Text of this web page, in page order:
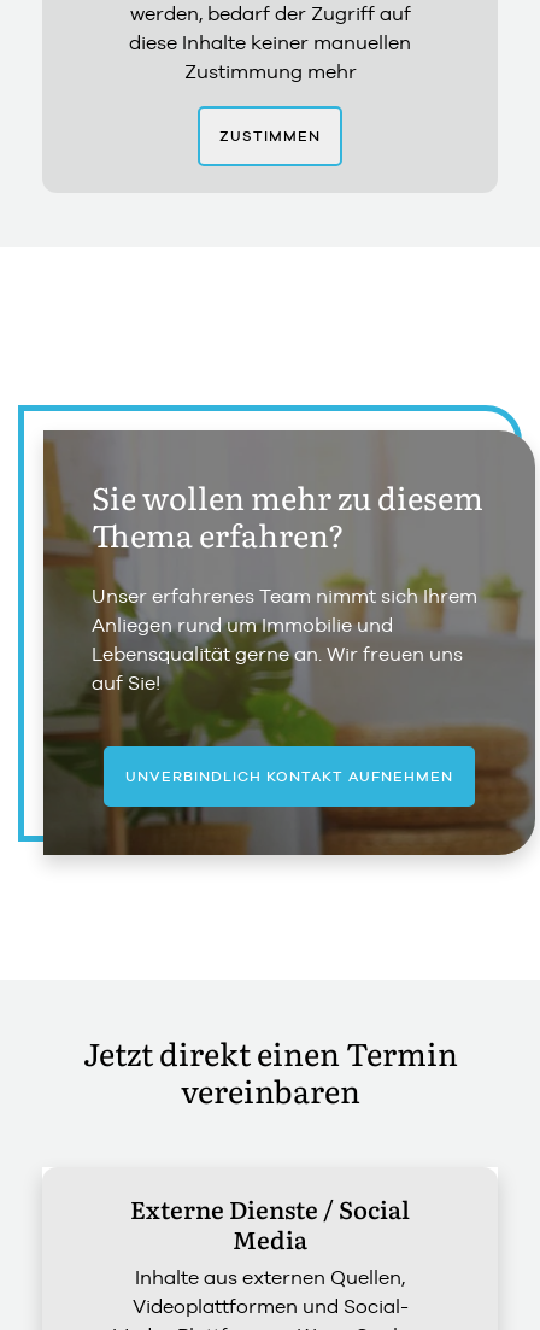
werden, bedarf der Zugriff auf
diese Inhalte keiner manuellen
Zustimmung mehr
ZUSTIMMEN
Sie wollen mehr zu diesem
Thema erfahren?
Unser erfahrenes Team nimmt sich Ihrem
Anliegen rund um Immobilie und
Lebensqualität gerne an. Wir freuen uns
auf Sie!
UNVERBINDLICH KONTAKT AUFNEHMEN
Jetzt direkt einen Termin
vereinbaren
Externe Dienste / Social
Media
Inhalte aus externen Quellen,
Videoplattformen und Social-